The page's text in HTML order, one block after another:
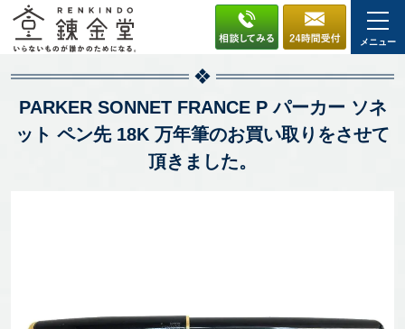
メニュー
PARKER SONNET FRANCE P パーカー ソネ
ット ペン先 18K 万年筆のお買い取りをさせて
頂きました。